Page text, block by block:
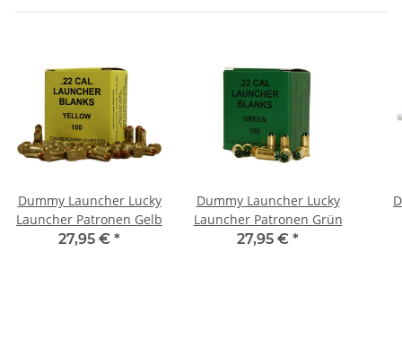
Dummy Launcher Lucky
Launcher Patronen Gelb
27,95 € *
Dummy Launcher Lucky
Launcher Patronen Grün
27,95 € *